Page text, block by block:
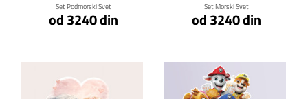
Set Podmorski Svet
od 3240 din
Set Morski Svet
od 3240 din